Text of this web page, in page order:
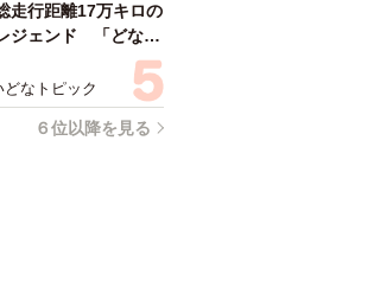
走行距離17万キロの
ジェンド 「どなた
い方が居たら」 大御
が譲渡の意向
どなトピック
６位以降を見る